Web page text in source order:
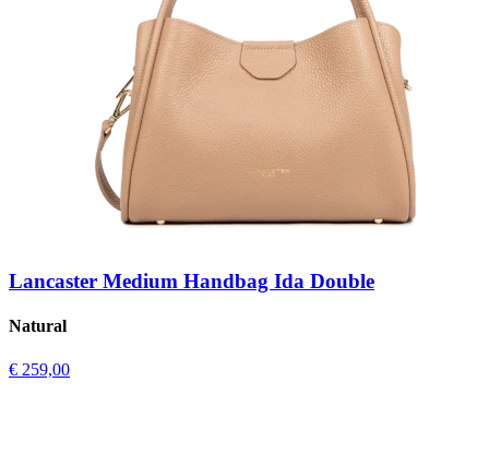
Lancaster Medium Handbag Ida Double
Natural
€ 259,00